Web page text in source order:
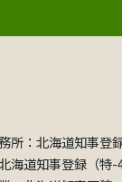
所：北海道知事登
海道知事登録（特